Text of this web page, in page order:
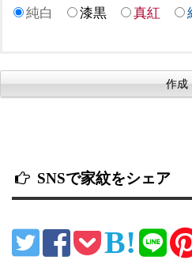
純白 漆黒 真紅
SNSで家紋をシェア